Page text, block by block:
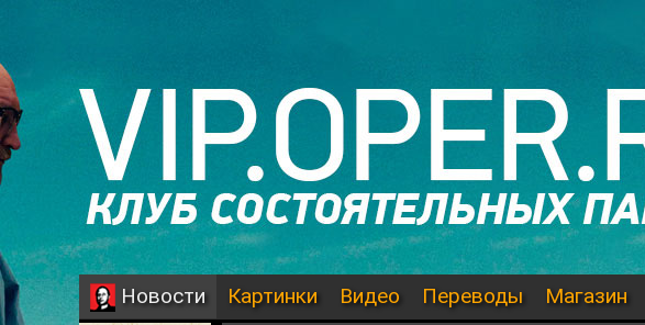
Новости Картинки Видео Переводы Магазин